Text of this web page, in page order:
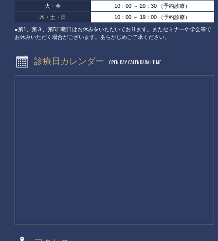
火・金
10：00 ～ 20：30 （予約診療）
木・土・日
10：00 ～ 19：00 （予約診療）
●第1、第３、第5日曜日はお休みをいただいております。またセミナーや学会等で
お休みいただく場合がございます。あらかじめご了承ください。
診療日カレンダー OPEN DAY CALENDARAL TIME